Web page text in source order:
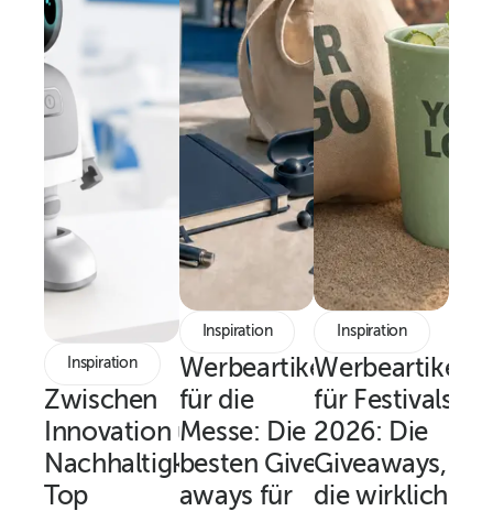
Inspiration
Zwischen
Innovation und
Nachhaltigkeit:
Top
Inspiration
Werbeartikel
für die
Messe: Die
besten Give-
aways für
Inspiration
Werbeartikel
für Festivals
2026: Die
Giveaways,
die wirklich